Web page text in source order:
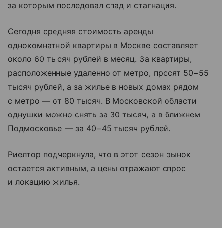
за которым последовал спад и стагнация.
Сегодня средняя стоимость аренды
однокомнатной квартиры в Москве составляет
около 60 тысяч рублей в месяц. За квартиры,
расположенные удаленно от метро, просят 50−55
тысяч рублей, а за жилье в новых домах рядом
с метро — от 80 тысяч. В Московской области
однушки можно снять за 30 тысяч, а в ближнем
Подмосковье — за 40−45 тысяч рублей.
Риелтор подчеркнула, что в этот сезон рынок
остается активным, а цены отражают спрос
и локацию жилья.